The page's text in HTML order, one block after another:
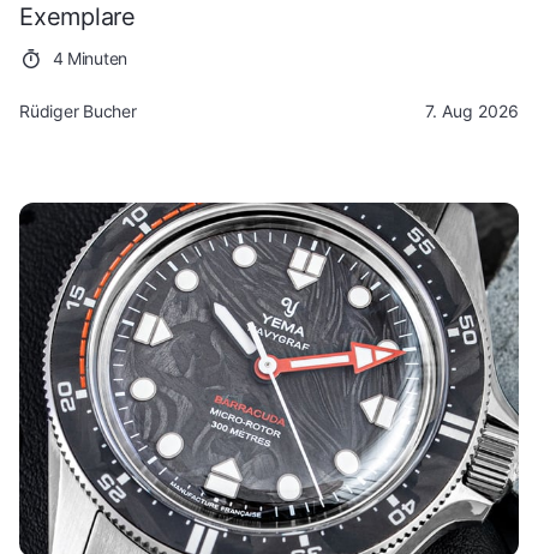
Exemplare
4 Minuten
Rüdiger Bucher 7. Aug 2026